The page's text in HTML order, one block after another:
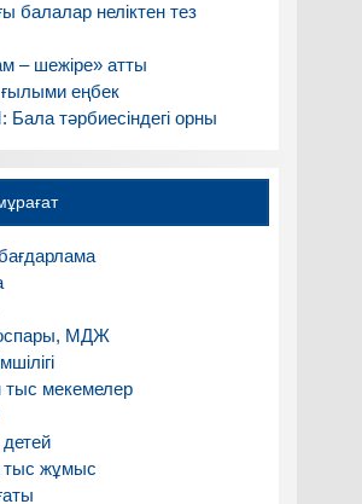
балалар неліктен тез
– шежіре» атты
еңбек
тәрбиесіндегі орны
МДЖ
тыс мекемелер
жұмыс